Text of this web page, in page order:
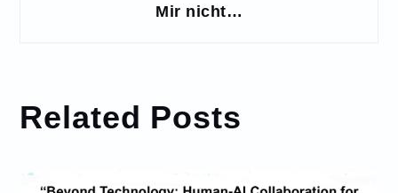
Mir nicht…
Related Posts